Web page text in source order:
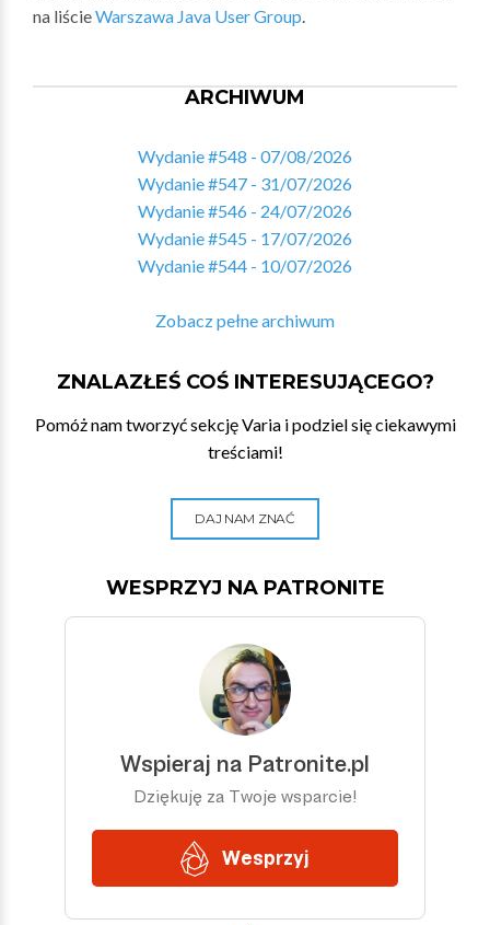
na liścieWarszawa Java User Group.
ARCHIWUM
Wydanie #548 - 07/08/2026
Wydanie #547 - 31/07/2026
Wydanie #546 - 24/07/2026
Wydanie #545 - 17/07/2026
Wydanie #544 - 10/07/2026
Zobacz pełne archiwum
ZNALAZŁEŚ COŚ INTERESUJĄCEGO?
Pomóż nam tworzyć sekcję Varia i podziel się ciekawymi
treściami!
DAJ NAM ZNAĆ
WESPRZYJ NA PATRONITE